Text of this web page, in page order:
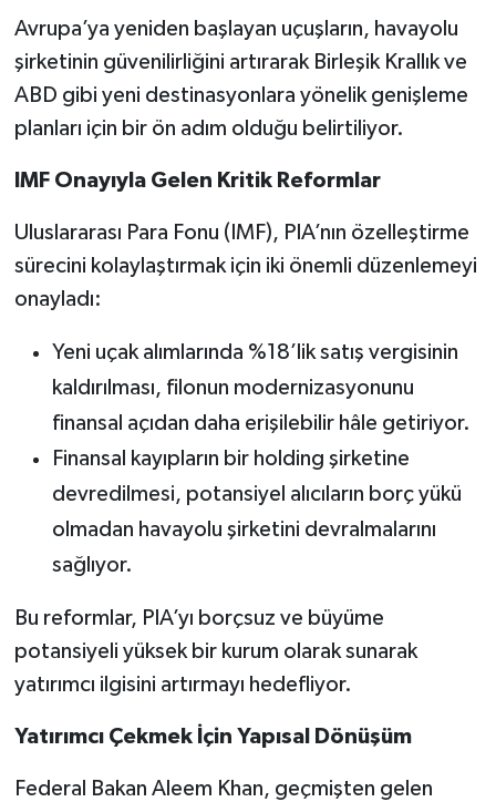
Avrupa’ya yeniden başlayan uçuşların, havayolu
şirketinin güvenilirliğini artırarak Birleşik Krallık ve
ABD gibi yeni destinasyonlara yönelik genişleme
planları için bir ön adım olduğu belirtiliyor.
IMF Onayıyla Gelen Kritik Reformlar
Uluslararası Para Fonu (IMF), PIA’nın özelleştirme
sürecini kolaylaştırmak için iki önemli düzenlemeyi
onayladı:
Yeni uçak alımlarında %18’lik satış vergisinin
kaldırılması, filonun modernizasyonunu
finansal açıdan daha erişilebilir hâle getiriyor.
Finansal kayıpların bir holding şirketine
devredilmesi, potansiyel alıcıların borç yükü
olmadan havayolu şirketini devralmalarını
sağlıyor.
Bu reformlar, PIA’yı borçsuz ve büyüme
potansiyeli yüksek bir kurum olarak sunarak
yatırımcı ilgisini artırmayı hedefliyor.
Yatırımcı Çekmek İçin Yapısal Dönüşüm
Federal Bakan Aleem Khan, geçmişten gelen